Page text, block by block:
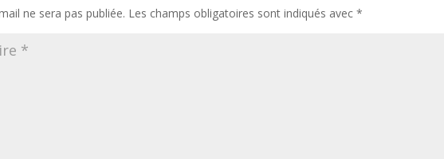
ne sera pas publiée. Les champs obligatoires sont indiqués avec*